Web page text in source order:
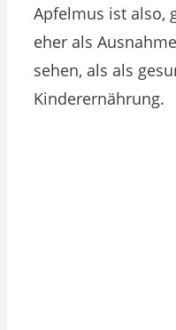
Apfelmus ist also,
eher als
sehen, als als
Kinderernährung.